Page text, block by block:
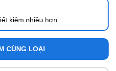
kiệm nhiều hơn
CÙNG LOẠI